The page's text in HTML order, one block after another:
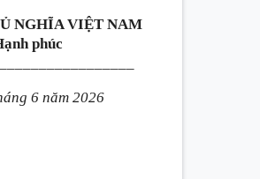
NGHĨA VIỆT NAM
phúc
6 năm 2026